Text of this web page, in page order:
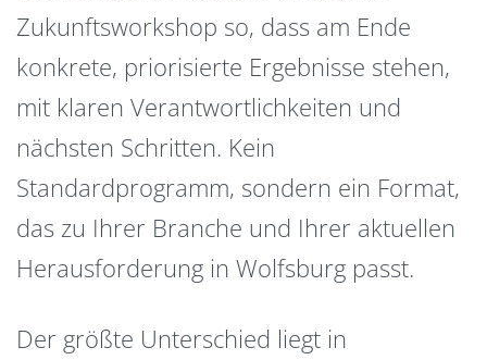
Zukunftsworkshop so, dass am Ende
konkrete, priorisierte Ergebnisse stehen,
mit klaren Verantwortlichkeiten und
nächsten Schritten. Kein
Standardprogramm, sondern ein Format,
das zu Ihrer Branche und Ihrer aktuellen
Herausforderung in Wolfsburg passt.
Der größte Unterschied liegt in